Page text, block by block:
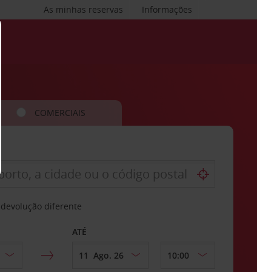
Informações
As minhas reservas
COMERCIAIS
diferente
ATÉ